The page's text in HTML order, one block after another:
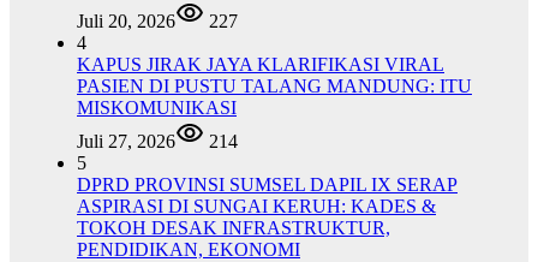
Juli 20, 2026
227
4
KAPUS JIRAK JAYA KLARIFIKASI VIRAL
PASIEN DI PUSTU TALANG MANDUNG: ITU
MISKOMUNIKASI
Juli 27, 2026
214
5
DPRD PROVINSI SUMSEL DAPIL IX SERAP
ASPIRASI DI SUNGAI KERUH: KADES &
TOKOH DESAK INFRASTRUKTUR,
PENDIDIKAN, EKONOMI